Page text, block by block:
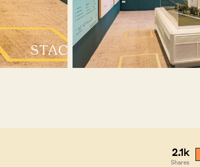
2.1k
Shares